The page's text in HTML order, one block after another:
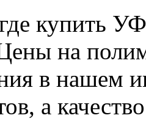
купить
на
в нашем
а